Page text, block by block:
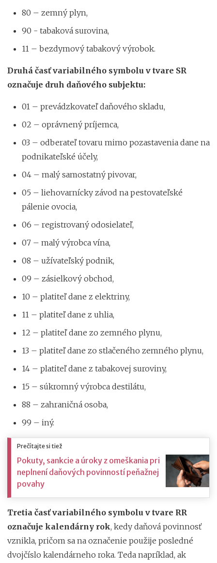
80 – zemný plyn,
90 - tabaková surovina,
11 – bezdymový tabakový výrobok.
Druhá časť variabilného symbolu v tvare SR
označuje druh daňového subjektu:
01 – prevádzkovateľ daňového skladu,
02 – oprávnený príjemca,
03 – odberateľ tovaru mimo pozastavenia dane na
podnikateľské účely,
04 – malý samostatný pivovar,
05 – liehovarnícky závod na pestovateľské
pálenie ovocia,
06 – registrovaný odosielateľ,
07 – malý výrobca vína,
08 – užívateľský podnik,
09 – zásielkový obchod,
10 – platiteľ dane z elektriny,
11 – platiteľ dane z uhlia,
12 – platiteľ dane zo zemného plynu,
13 – platiteľ dane zo stlačeného zemného plynu,
14 – platiteľ dane z tabakovej suroviny,
15 – súkromný výrobca destilátu,
88 – zahraničná osoba,
99 – iný.
Prečítajte si tiež
Pokuty, sankcie a úroky z omeškania pri
neplnení daňových povinností peňažnej
povahy
Tretia časť variabilného symbolu v tvare RR
označuje kalendárny rok, kedy daňová povinnosť
vznikla, pričom sa na označenie použije posledné
dvojčíslo kalendárneho roka. Teda napríklad, ak